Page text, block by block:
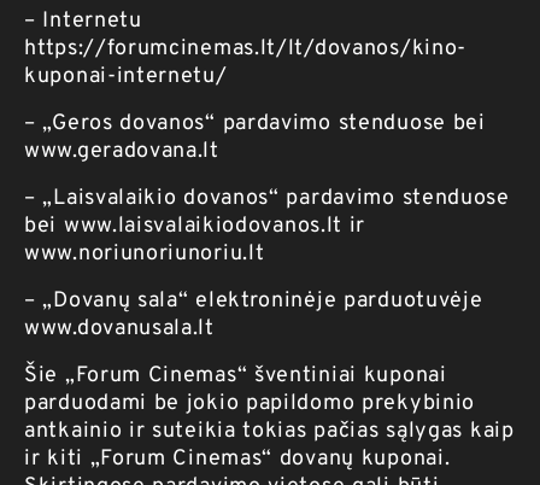
– Internetu
https://forumcinemas.lt/lt/dovanos/kino-
kuponai-internetu/
– „Geros dovanos“ pardavimo stenduose bei
www.geradovana.lt
– „Laisvalaikio dovanos“ pardavimo stenduose
bei www.laisvalaikiodovanos.lt ir
www.noriunoriunoriu.lt
– „Dovanų sala“ elektroninėje parduotuvėje
www.dovanusala.lt
Šie „Forum Cinemas“ šventiniai kuponai
parduodami be jokio papildomo prekybinio
antkainio ir suteikia tokias pačias sąlygas kaip
ir kiti „Forum Cinemas“ dovanų kuponai.